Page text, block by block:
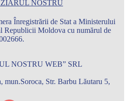
Înregistrării de Stat a Ministerului
Republicii Moldova cu numărul de
NOSTRU WEB” SRL
mun.Soroca, Str. Barbu Lăutaru 5,